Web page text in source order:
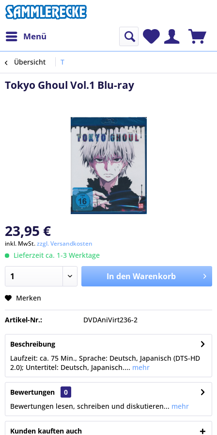
Menü
Übersicht T
Tokyo Ghoul Vol.1 Blu-ray
23,95 €
inkl. MwSt.zzgl. Versandkosten
Lieferzeit ca. 1-3 Werktage
In den Warenkorb
Merken
Artikel-Nr.: DVDAniVirt236-2
Beschreibung
Laufzeit: ca. 75 Min., Sprache: Deutsch, Japanisch (DTS-HD
2.0); Untertitel: Deutsch, Japanisch.... mehr
Bewertungen
0
Bewertungen lesen, schreiben und diskutieren... mehr
Kunden kauften auch